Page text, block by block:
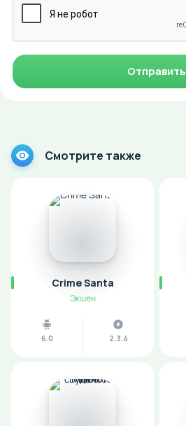
Отправить
Смотрите также
Crime Santa
Экшен
6.0 2.3.4